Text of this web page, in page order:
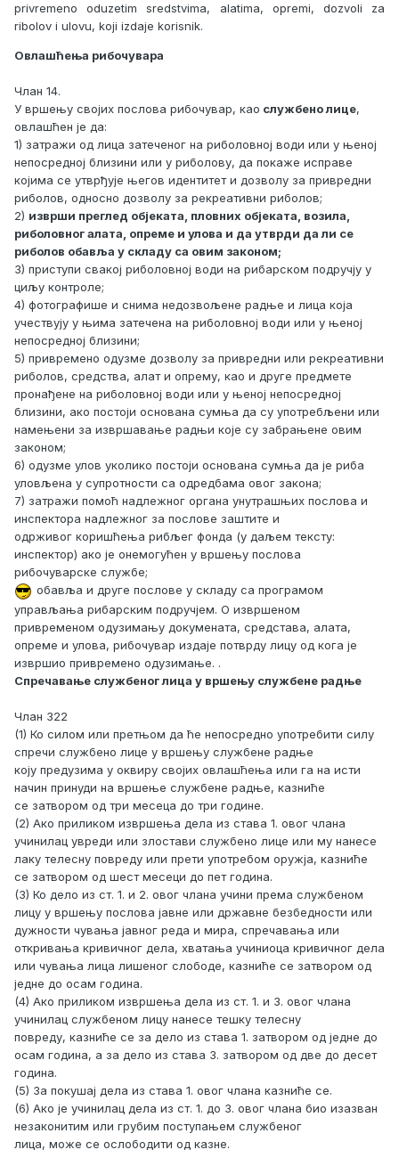
privremeno oduzetim sredstvima, alatima, opremi, dozvoli za
ribolov i ulovu, koji izdaje korisnik.
Овлашћења рибочувара
Члан 14.
У вршењу својих послова рибочувар, као службено лице,
овлашћен је да:
1) затражи од лица затеченог на риболовној води или у њеној
непосредној близини или у риболову, да покаже исправе
којима се утврђује његов идентитет и дозволу за привредни
риболов, односно дозволу за рекреативни риболов;
2) изврши преглед објеката, пловних објеката, возила,
риболовног алата, опреме и улова и да утврди да ли се
риболов обавља у складу са овим законом;
3) приступи свакој риболовној води на рибарском подручју у
циљу контроле;
4) фотографише и снима недозвољене радње и лица која
учествују у њима затечена на риболовној води или у њеној
непосредној близини;
5) привремено одузме дозволу за привредни или рекреативни
риболов, средства, алат и опрему, као и друге предмете
пронађене на риболовној води или у њеној непосредној
близини, ако постоји основана сумња да су употребљени или
намењени за извршавање радњи које су забрањене овим
законом;
6) одузме улов уколико постоји основана сумња да је риба
уловљена у супротности са одредбама овог закона;
7) затражи помоћ надлежног органа унутрашњих послова и
инспектора надлежног за послове заштите и
одрживог коришћења рибљег фонда (у даљем тексту:
инспектор) ако је онемогућен у вршењу послова
рибочуварске службе;
обавља и друге послове у складу са програмом
управљања рибарским подручјем. О извршеном
привременом одузимању докумената, средстава, алата,
опреме и улова, рибочувар издаје потврду лицу од кога је
извршио привремено одузимање. .
Спречавање службеног лица у вршењу службене радње
Члан 322
(1) Ко силом или претњом да ће непосредно употребити силу
спречи службено лице у вршењу службене радње
коју предузима у оквиру својих овлашћења или га на исти
начин принуди на вршење службене радње, казниће
се затвором од три месеца до три године.
(2) Ако приликом извршења дела из става 1. овог члана
учинилац увреди или злостави службено лице или му нанесе
лаку телесну повреду или прети употребом оружја, казниће
се затвором од шест месеци до пет година.
(3) Ко дело из ст. 1. и 2. овог члана учини према службеном
лицу у вршењу послова јавне или државне безбедности или
дужности чувања јавног реда и мира, спречавања или
откривања кривичног дела, хватања учиниоца кривичног дела
или чувања лица лишеног слободе, казниће се затвором од
једне до осам година.
(4) Ако приликом извршења дела из ст. 1. и 3. овог члана
учинилац службеном лицу нанесе тешку телесну
повреду, казниће се за дело из става 1. затвором од једне до
осам година, а за дело из става 3. затвором од две до десет
година.
(5) За покушај дела из става 1. овог члана казниће се.
(6) Ако је учинилац дела из ст. 1. до 3. овог члана био изазван
незаконитим или грубим поступањем службеног
лица, може се ослободити од казне.